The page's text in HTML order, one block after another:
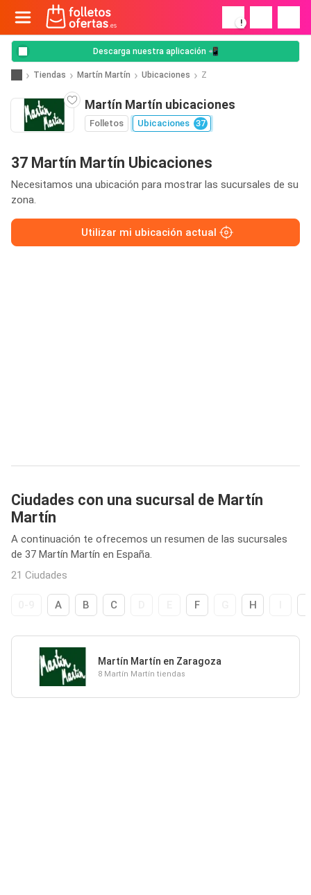
!
Descarga nuestra aplicación 📲
Tiendas Martín Martín Ubicaciones Z
Martín Martín ubicaciones
Folletos Ubicaciones 37
37 Martín Martín Ubicaciones
Necesitamos una ubicación para mostrar las sucursales de su
zona.
Utilizar mi ubicación actual
Ciudades con una sucursal de Martín
Martín
A continuación te ofrecemos un resumen de las sucursales
de 37 Martín Martín en España.
21 Ciudades
A B C F H
Martín Martín en Zaragoza
8 Martín Martín tiendas